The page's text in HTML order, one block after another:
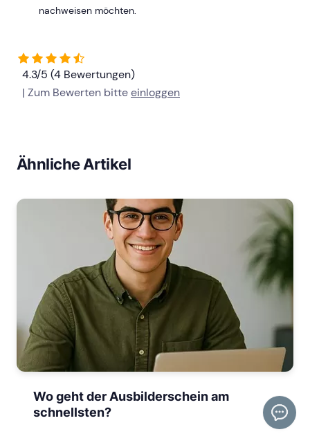
nachweisen möchten.
4.3/5 (4 Bewertungen)
| Zum Bewerten bitteeinloggen
Ähnliche Artikel
Wo geht der Ausbilderschein am
schnellsten?